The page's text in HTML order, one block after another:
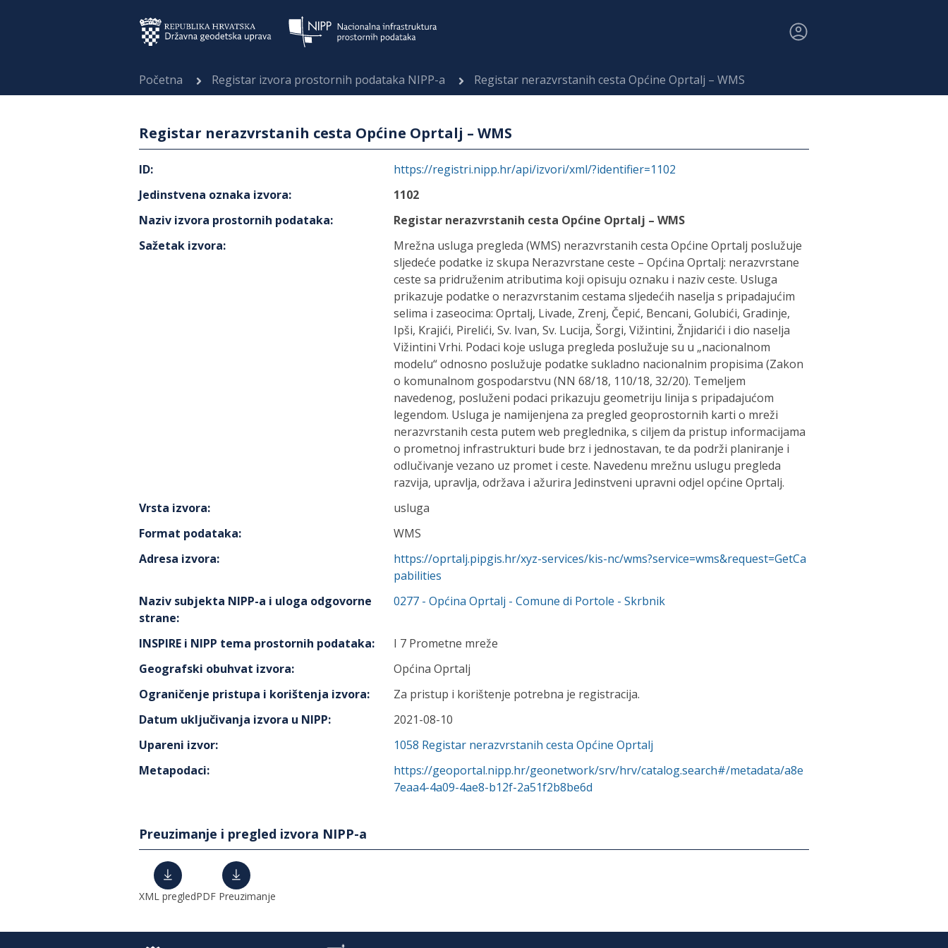
Početna Registar izvora prostornih podataka NIPP-a Registar nerazvrstanih cesta Općine Oprtalj – WMS
Registar nerazvrstanih cesta Općine Oprtalj – WMS
ID:
https://registri.nipp.hr/api/izvori/xml/?identifier=1102
Jedinstvena oznaka izvora:
1102
Naziv izvora prostornih podataka:
Registar nerazvrstanih cesta Općine Oprtalj – WMS
Sažetak izvora:
Mrežna usluga pregleda (WMS) nerazvrstanih cesta Općine Oprtalj poslužuje
sljedeće podatke iz skupa Nerazvrstane ceste – Općina Oprtalj: nerazvrstane
ceste sa pridruženim atributima koji opisuju oznaku i naziv ceste. Usluga
prikazuje podatke o nerazvrstanim cestama sljedećih naselja s pripadajućim
selima i zaseocima: Oprtalj, Livade, Zrenj, Čepić, Bencani, Golubići, Gradinje,
Ipši, Krajići, Pirelići, Sv. Ivan, Sv. Lucija, Šorgi, Vižintini, Žnjidarići i dio naselja
Vižintini Vrhi. Podaci koje usluga pregleda poslužuje su u „nacionalnom
modelu“ odnosno poslužuje podatke sukladno nacionalnim propisima (Zakon
o komunalnom gospodarstvu (NN 68/18, 110/18, 32/20). Temeljem
navedenog, posluženi podaci prikazuju geometriju linija s pripadajućom
legendom. Usluga je namijenjena za pregled geoprostornih karti o mreži
nerazvrstanih cesta putem web preglednika, s ciljem da pristup informacijama
o prometnoj infrastrukturi bude brz i jednostavan, te da podrži planiranje i
odlučivanje vezano uz promet i ceste. Navedenu mrežnu uslugu pregleda
razvija, upravlja, održava i ažurira Jedinstveni upravni odjel općine Oprtalj.
Vrsta izvora:
usluga
Format podataka:
WMS
Adresa izvora:
https://oprtalj.pipgis.hr/xyz-services/kis-nc/wms?service=wms&request=GetCa
pabilities
Naziv subjekta NIPP-a i uloga odgovorne
strane:
0277 - Općina Oprtalj - Comune di Portole - Skrbnik
INSPIRE i NIPP tema prostornih podataka:
I 7 Prometne mreže
Geografski obuhvat izvora:
Općina Oprtalj
Ograničenje pristupa i korištenja izvora:
Za pristup i korištenje potrebna je registracija.
Datum uključivanja izvora u NIPP:
2021-08-10
Upareni izvor: 1058 Registar nerazvrstanih cesta Općine Oprtalj
Metapodaci:
https://geoportal.nipp.hr/geonetwork/srv/hrv/catalog.search#/metadata/a8e
7eaa4-4a09-4ae8-b12f-2a51f2b8be6d
Preuzimanje i pregled izvora NIPP-a
XML pregledPDF Preuzimanje